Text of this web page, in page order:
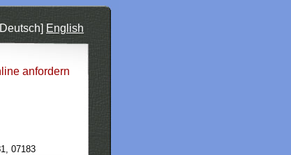
English
anfordern
07183